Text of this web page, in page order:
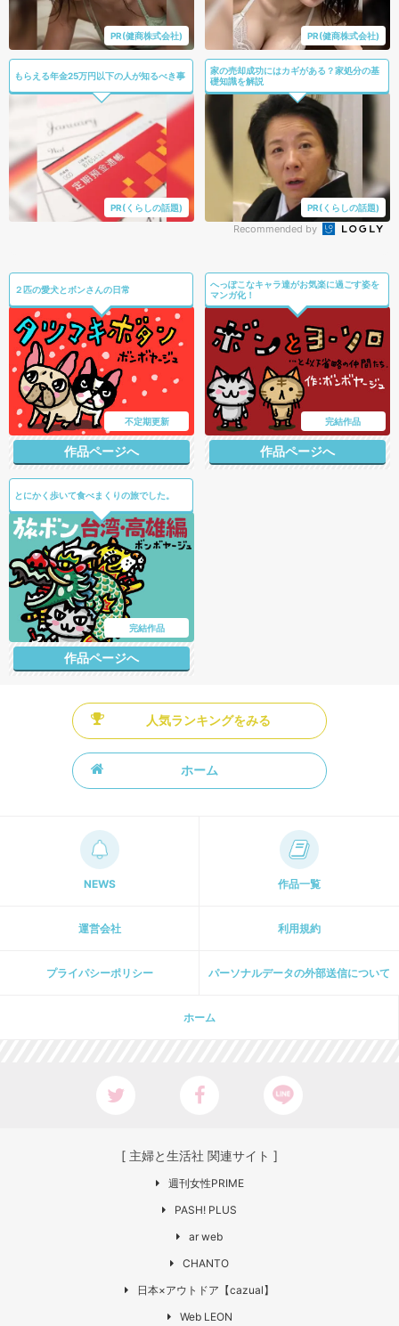
PR(健商株式会社) PR(健商株式会社)
もらえる年金25万円以下の人が知るべき事
PR(くらしの話題)
家の売却成功にはカギがある？家処分の基
礎知識を解説
PR(くらしの話題)
Recommended by
２匹の愛犬とボンさんの日常
不定期更新
作品ページへ
へっぽこなキャラ達がお気楽に過ごす姿を
マンガ化！
完結作品
作品ページへ
とにかく歩いて食べまくりの旅でした。
完結作品
作品ページへ
人気ランキングをみる
ホーム
NEWS 作品一覧
運営会社 利用規約
プライパシーポリシー パーソナルデータの外部送信について
ホーム
[ 主婦と生活社 関連サイト ]
週刊女性PRIME
PASH! PLUS
ar web
CHANTO
日本×アウトドア【cazual】
Web LEON